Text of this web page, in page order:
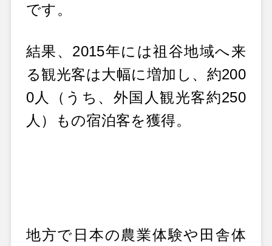
です。
結果、2015年には祖谷地域へ来
る観光客は大幅に増加し、約200
0人（うち、外国人観光客約250
人）もの宿泊客を獲得。
地方で日本の農業体験や田舎体